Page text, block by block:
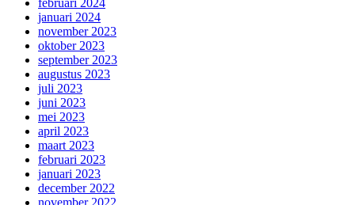
februari 2024
januari 2024
november 2023
oktober 2023
september 2023
augustus 2023
juli 2023
juni 2023
mei 2023
april 2023
maart 2023
februari 2023
januari 2023
december 2022